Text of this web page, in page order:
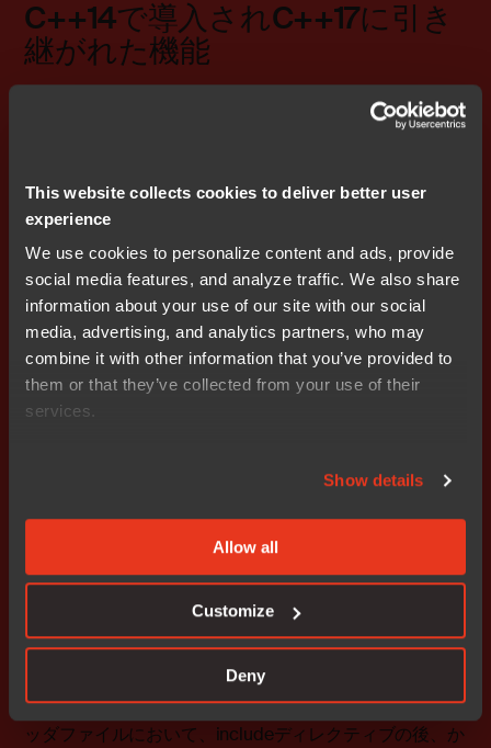
This website collects cookies to deliver better user
experience
We use cookies to personalize content and ads, provide
social media features, and analyze traffic. We also share
information about your use of our site with our social
media, advertising, and analytics partners, who may
combine it with other information that you’ve provided to
them or that they’ve collected from your use of their
services.
Show details
Allow all
Customize
Deny
C++14で導入されC++17に引き
継がれた機能
ジェネリックラムダ
ムーブセマンティクス（左辺値を右辺値にキャス
範囲ベースのfor文
basic_string型のリテラル演算子s
アトミック操作のライブラリ
NLLポインタ値を表すキーワード（nullptr）
現在のプロジェクトへの影響
です。最も大きな変更はEmbedded C++および拡張
なることです。これはユーザ独自にC++のサブセットが
定義でき、C++を拡張できるという明確な理由からで
す。
Embedded C++のアプリケーションを移植する際、
C++のライブラリ名がstd名前空間に存在することがよ
く問題となります。その場合、ユーザはライブラリの各
参照にstd::を付加するか、各C++ソースコードまたはヘ
ッダファイルにおいて、includeディレクティブの後、か